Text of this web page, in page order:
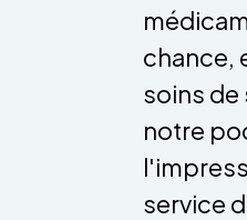
chance,
soins de
notre
service